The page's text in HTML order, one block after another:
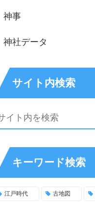
神事
神社データ
サイト内検索
キーワード検索
江戸時代 古地図